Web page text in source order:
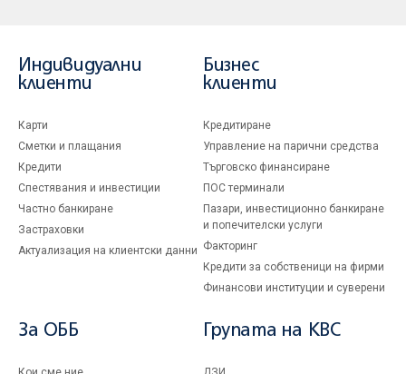
Индивидуални
клиенти
Карти
Сметки и плащания
Кредити
Спестявания и инвестиции
Частно банкиране
Застраховки
Актуализация на клиентски данни
Бизнес
клиенти
Кредитиране
Управление на парични средства
Търговско финансиране
ПОС терминали
Пазари, инвестиционно банкиране
и попечителски услуги
Факторинг
Кредити за собственици на фирми
Финансови институции и суверени
За ОББ Групата на KBC